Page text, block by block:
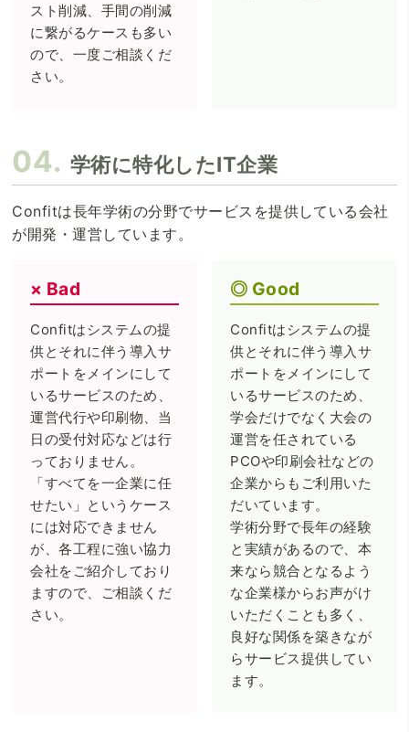
スト削減、手間の削減
に繋がるケースも多い
ので、一度ご相談くだ
さい。
学術に特化したIT企業
Confitは長年学術の分野でサービスを提供している会社
が開発・運営しています。
Bad
Confitはシステムの提
供とそれに伴う導入サ
ポートをメインにして
いるサービスのため、
運営代行や印刷物、当
日の受付対応などは行
っておりません。
「すべてを一企業に任
せたい」というケース
には対応できません
が、各工程に強い協力
会社をご紹介しており
ますので、ご相談くだ
さい。
Good
Confitはシステムの提
供とそれに伴う導入サ
ポートをメインにして
いるサービスのため、
学会だけでなく大会の
運営を任されている
PCOや印刷会社などの
企業からもご利用いた
だいています。
学術分野で長年の経験
と実績があるので、本
来なら競合となるよう
な企業様からお声がけ
いただくことも多く、
良好な関係を築きなが
らサービス提供してい
ます。